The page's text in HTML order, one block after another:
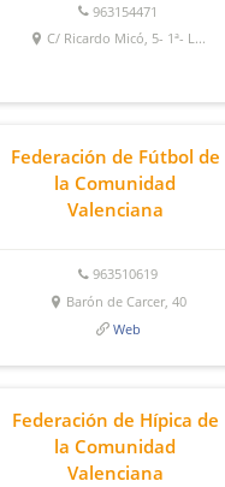
963154471
C/ Ricardo Micó, 5- 1ª- L...
Federación de Fútbol de
la Comunidad
Valenciana
963510619
Barón de Carcer, 40
Web
Federación de Hípica de
la Comunidad
Valenciana